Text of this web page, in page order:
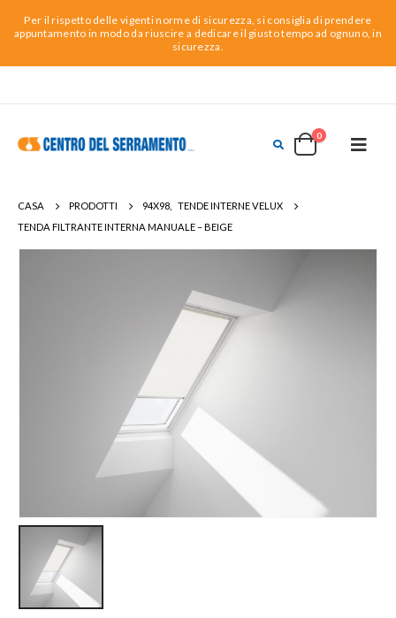
Per il rispetto delle vigenti norme di sicurezza, si consiglia di prendere
appuntamento in modo da riuscire a dedicare il giusto tempo ad ognuno, in
sicurezza.
0
CASA PRODOTTI 94X98
TENDE INTERNE VELUX
TENDA FILTRANTE INTERNA MANUALE – BEIGE